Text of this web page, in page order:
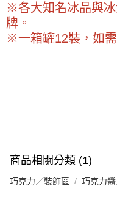
【注意事項】
１．透過由恩沛科技股份有限
易，需依本服務之必要範圍內
權轉讓予恩沛科技股份有限公
「AFTEE先享後付」，若未
４．使用「AFTEE先享後付
時審查核予不同之上限額度；
付款後7-11取貨-重量限制
9.5kg
每筆NT$90，滿NT$990(含
※各大知名冰品與
牌。
※一箱罐12裝，如
商品相關分類 (1)
巧克力／裝飾區 巧克力